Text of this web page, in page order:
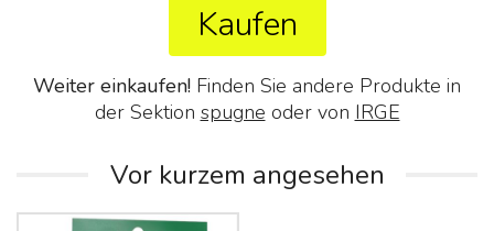
Kaufen
Weiter einkaufen! Finden Sie andere Produkte in
der Sektion spugne oder von IRGE
Vor kurzem angesehen